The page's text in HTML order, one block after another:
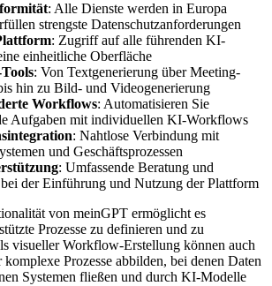
: Alle Dienste werden in Europa
strengste Datenschutzanforderungen
: Zugriff auf alle führenden KI-
einheitliche Oberfläche
: Von Textgenerierung über Meeting-
hin zu Bild- und Videogenerierung
Workflows: Automatisieren Sie
Aufgaben mit individuellen KI-Workflows
: Nahtlose Verbindung mit
und Geschäftsprozessen
: Umfassende Beratung und
der Einführung und Nutzung der Plattform
von meinGPT ermöglicht es
Prozesse zu definieren und zu
visueller Workflow-Erstellung können auch
Prozesse abbilden, bei denen Daten
Systemen fließen und durch KI-Modelle